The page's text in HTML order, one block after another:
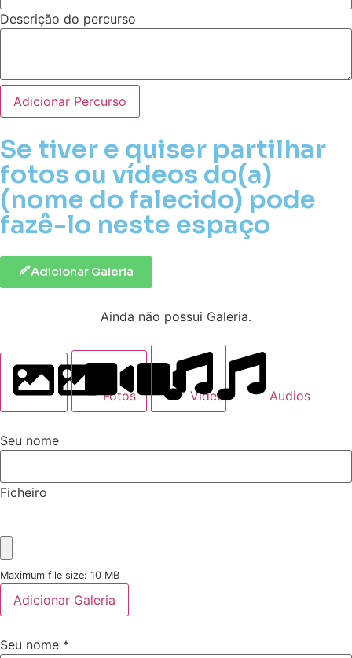
Descrição do percurso
Adicionar Percurso
Se tiver e quiser partilhar
fotos ou vídeos do(a)
(nome do falecido) pode
fazê-lo neste espaço
Adicionar Galeria
Ainda não possui Galeria.
Fotos Videos Audios
Seu nome
Ficheiro
Maximum file size: 10 MB
Adicionar Galeria
Seu nome *